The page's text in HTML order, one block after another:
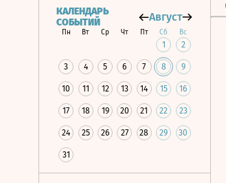
КАЛЕНДАРЬ
СОБЫТИЙ
Август
Пн Вт Ср Чт Пт Сб Вс
1 2
3 4 5 6 7 8 9
10 11 12 13 14 15 16
17 18 19 20 21 22 23
24 25 26 27 28 29 30
31